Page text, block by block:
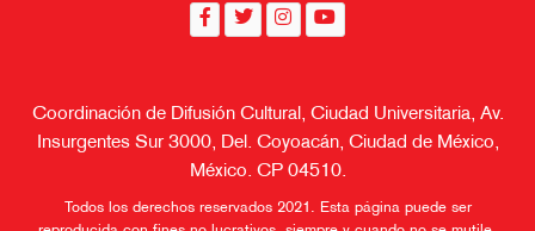
Coordinación de Difusión Cultural, Ciudad Universitaria, Av.
Insurgentes Sur 3000, Del. Coyoacán, Ciudad de México,
México. CP 04510.
Todos los derechos reservados 2021. Esta página puede ser